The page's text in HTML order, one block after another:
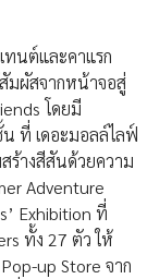
ทนต์และคาแรก
มผัสจากหน้าจอสู่
โดยมี
ที่ เดอะมอลล์ไลฟ์
ร้างสีสันด้วยความ
Adventure
Exhibition ที่
ทั้ง 27 ตัว ให้
up Store จาก